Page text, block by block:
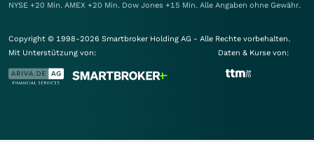
NYSE +20 Min. AMEX +20 Min. Dow Jones +15 Min. Alle Angaben ohne Gewähr.
Copyright © 1998-2026 Smartbroker Holding AG - Alle Rechte vorbehalten.
Mit Unterstützung von:
Daten & Kurse von: